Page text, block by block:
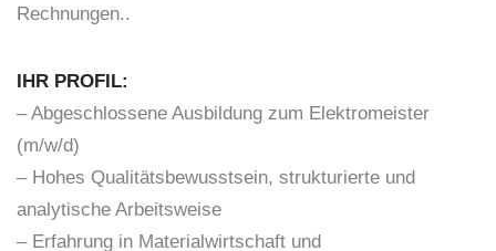
Rechnungen..
IHR PROFIL:
– Abgeschlossene Ausbildung zum Elektromeister
(m/w/d)
– Hohes Qualitätsbewusstsein, strukturierte und
analytische Arbeitsweise
– Erfahrung in Materialwirtschaft und